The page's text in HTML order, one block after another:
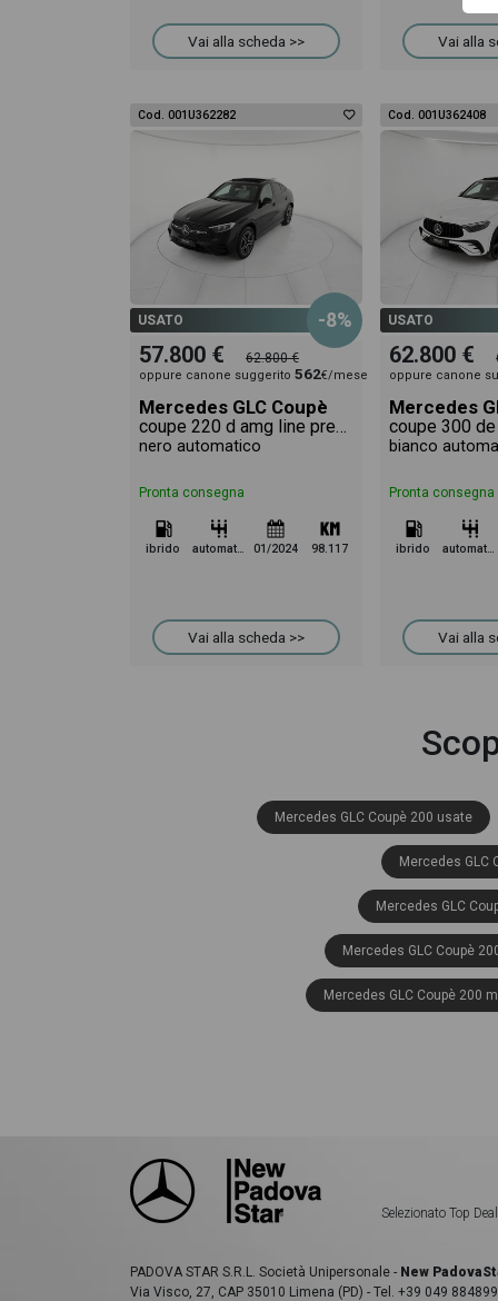
Vai alla scheda >> Vai alla
Cod. 001U362282
USATO -8%
57.800 € 62.800 €
oppure canone suggerito 562€/mese
Mercedes GLC Coupè
nero automatico
Pronta consegna
ibrido automatico 01/2024 98.117
Vai alla scheda >>
Cod. 001U362408
USATO
62.800 €
oppure canone
Mercedes
bianco
Pronta consegna
ibrido automatico
Vai alla
Mercedes GLC Coupè 200 usate
Mercedes GLC
Mercedes GLC
Mercedes GLC Coupè
Mercedes GLC Coupè 200
Mercedes GLC
Selezionato Top
PADOVA STAR S.R.L. Società Unipersonale - New
Via Visco, 27, CAP 35010 Limena (PD) - Tel. +39 049